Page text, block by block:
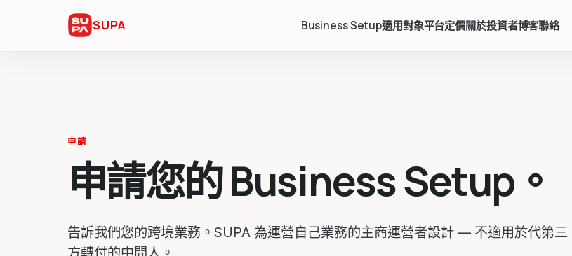
SUPA Business Setup適用對象平台定價關於投資者博客聯絡
申請
申請您的 Business Setup。
告訴我們您的跨境業務。SUPA 為運營自己業務的主商運營者設計 — 不適用於代第三